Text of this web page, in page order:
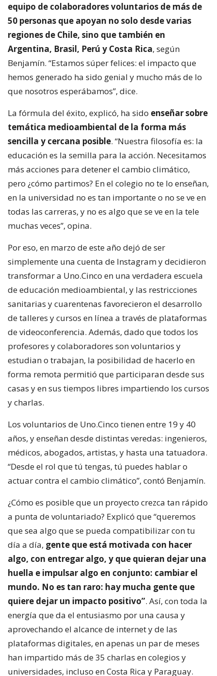
equipo de colaboradores voluntarios de más de
50 personas que apoyan no solo desde varias
regiones de Chile, sino que también en
Argentina, Brasil, Perú y Costa Rica, según
Benjamín. “Estamos súper felices: el impacto que
hemos generado ha sido genial y mucho más de lo
que nosotros esperábamos”, dice.
La fórmula del éxito, explicó, ha sido enseñar sobre
temática medioambiental de la forma más
sencilla y cercana posible. “Nuestra filosofía es: la
educación es la semilla para la acción. Necesitamos
más acciones para detener el cambio climático,
pero ¿cómo partimos? En el colegio no te lo enseñan,
en la universidad no es tan importante o no se ve en
todas las carreras, y no es algo que se ve en la tele
muchas veces”, opina.
Por eso, en marzo de este año dejó de ser
simplemente una cuenta de Instagram y decidieron
transformar a Uno.Cinco en una verdadera escuela
de educación medioambiental, y las restricciones
sanitarias y cuarentenas favorecieron el desarrollo
de talleres y cursos en línea a través de plataformas
de videoconferencia. Además, dado que todos los
profesores y colaboradores son voluntarios y
estudian o trabajan, la posibilidad de hacerlo en
forma remota permitió que participaran desde sus
casas y en sus tiempos libres impartiendo los cursos
y charlas.
Los voluntarios de Uno.Cinco tienen entre 19 y 40
años, y enseñan desde distintas veredas: ingenieros,
médicos, abogados, artistas, y hasta una tatuadora.
“Desde el rol que tú tengas, tú puedes hablar o
actuar contra el cambio climático”, contó Benjamín.
¿Cómo es posible que un proyecto crezca tan rápido
a punta de voluntariado? Explicó que “queremos
que sea algo que se pueda compatibilizar con tu
día a día, gente que está motivada con hacer
algo, con entregar algo, y que quieran dejar una
huella e impulsar algo en conjunto: cambiar el
mundo. No es tan raro: hay mucha gente que
quiere dejar un impacto positivo”. Así, con toda la
energía que da el entusiasmo por una causa y
aprovechando el alcance de internet y de las
plataformas digitales, en apenas un par de meses
han impartido más de 35 charlas en colegios y
universidades, incluso en Costa Rica y Paraguay.